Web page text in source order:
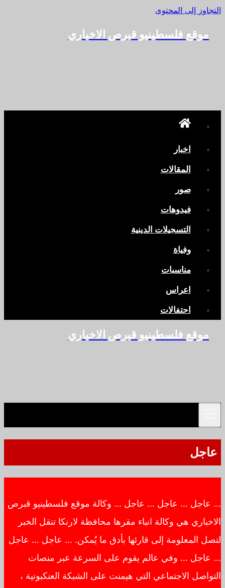
التجاوز إلى المحتوى
موقع فلسطينيو قبرص الاخباري
اخبار
المقالات
صور
فيدوهات
التسجيلات الدينية
وفياة
مناسبات
اعراس
احتفالات
موقع فلسطينيو قبرص الاخباري
عاجل
… عاجل … عاجل … عاجل … وكالة موقع فلسطينيو قبرص
الاخباري هي وكالة انباء مقرها محافظة لارنكا تنقل الخبر
لتصل المعلومة إلى قارئها بأدق ما يُمكن. … عاجل … عاجل
… عاجل … وفي عالم يقوم على السرعة عبر منصات
التواصل الاجتماعي التي هيمنت على الشبكة العنكبوتية ،